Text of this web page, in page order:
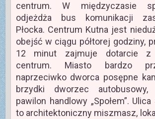
centrum. W międzyczasie
odjeżdża bus komunikacji
Płocka. Centrum Kutna jest
obejść w ciągu półtorej godziny,
12 minut zajmuje dotarcie
centrum. Miasto bardzo
naprzeciwko dworca posępne
brzydki dworzec autobusowy,
pawilon handlowy „Społem”.
to architektoniczny miszmasz,